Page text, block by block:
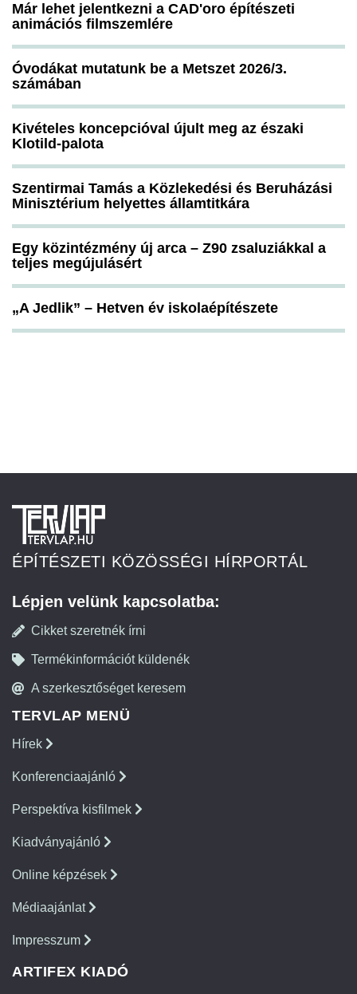
Már lehet jelentkezni a CAD'oro építészeti
animációs filmszemlére
Óvodákat mutatunk be a Metszet 2026/3.
számában
Kivételes koncepcióval újult meg az északi
Klotild-palota
Szentirmai Tamás a Közlekedési és Beruházási
Minisztérium helyettes államtitkára
Egy közintézmény új arca – Z90 zsaluziákkal a
teljes megújulásért
„A Jedlik” – Hetven év iskolaépítészete
ÉPÍTÉSZETI KÖZÖSSÉGI HÍRPORTÁL
Lépjen velünk kapcsolatba:
Cikket szeretnék írni
Termékinformációt küldenék
A szerkesztőséget keresem
TERVLAP MENÜ
Hírek
Konferenciaajánló
Perspektíva kisfilmek
Kiadványajánló
Online képzések
Médiaajánlat
Impresszum
ARTIFEX KIADÓ